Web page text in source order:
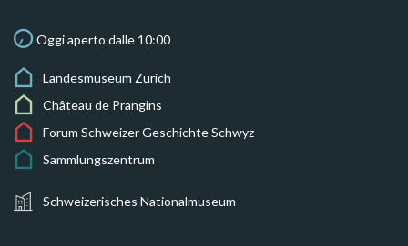
Oggi aperto dalle 10:00
Landesmuseum Zürich
Château de Prangins
Forum Schweizer Geschichte Schwyz
Sammlungszentrum
Schweizerisches Nationalmuseum